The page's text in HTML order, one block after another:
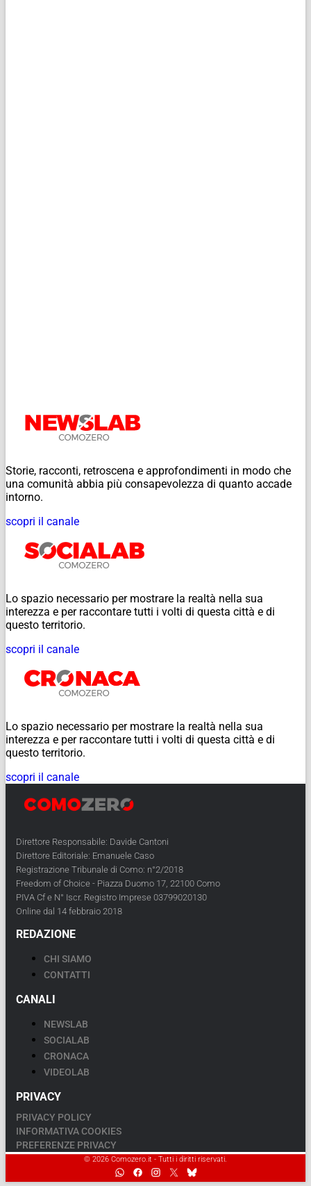
Storie, racconti, retroscena e approfondimenti in modo che
una comunità abbia più consapevolezza di quanto accade
intorno.
scopri il canale
Lo spazio necessario per mostrare la realtà nella sua
interezza e per raccontare tutti i volti di questa città e di
questo territorio.
scopri il canale
Lo spazio necessario per mostrare la realtà nella sua
interezza e per raccontare tutti i volti di questa città e di
questo territorio.
scopri il canale
Direttore Responsabile: Davide Cantoni
Direttore Editoriale: Emanuele Caso
Registrazione Tribunale di Como: n°2/2018
Freedom of Choice - Piazza Duomo 17, 22100 Como
PIVA Cf e N° Iscr. Registro Imprese 03799020130
Online dal 14 febbraio 2018
REDAZIONE
CHI SIAMO
CONTATTI
CANALI
NEWSLAB
SOCIALAB
CRONACA
VIDEOLAB
PRIVACY
PRIVACY POLICY
INFORMATIVA COOKIES
PREFERENZE PRIVACY
© 2026 Comozero.it - Tutti i diritti riservati.